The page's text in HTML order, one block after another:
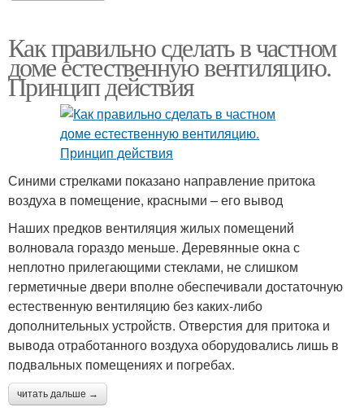
Как правильно сделать в частном
доме естественную вентиляцию.
Принцип действия
Синими стрелками показано направление притока
воздуха в помещение, красными – его вывод
Наших предков вентиляция жилых помещений
волновала гораздо меньше. Деревянные окна с
неплотно прилегающими стеклами, не слишком
герметичные двери вполне обеспечивали достаточную
естественную вентиляцию без каких-либо
дополнительных устройств. Отверстия для притока и
вывода отработанного воздуха оборудовались лишь в
подвальных помещениях и погребах.
читать дальше →